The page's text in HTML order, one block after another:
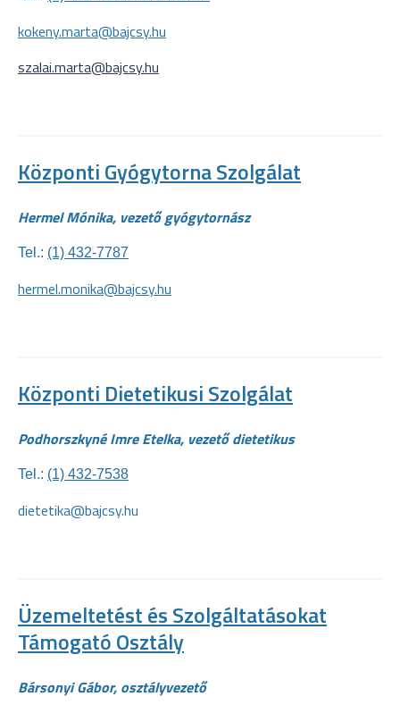
kokeny.marta@bajcsy.hu
szalai.marta@bajcsy.hu
Központi Gyógytorna Szolgálat
Hermel Mónika, vezető gyógytornász
Tel.: (1) 432-7787
hermel.monika@bajcsy.hu
Központi Dietetikusi Szolgálat
Podhorszkyné Imre Etelka, vezető dietetikus
Tel.: (1) 432-7538
dietetika@bajcsy.hu
Üzemeltetést és Szolgáltatásokat
Támogató Osztály
Bársonyi Gábor, osztályvezető